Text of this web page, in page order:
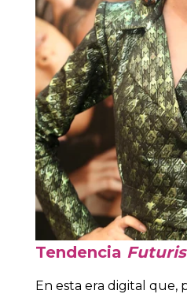
Tendencia
En esta era digital que,